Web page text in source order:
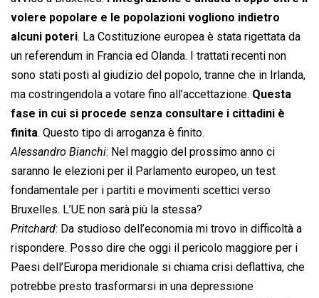
volere popolare e le popolazioni vogliono indietro
alcuni poteri. La Costituzione europea è stata rigettata da
un referendum in Francia ed Olanda. I trattati recenti non
sono stati posti al giudizio del popolo, tranne che in Irlanda,
ma costringendola a votare fino all’accettazione. Questa
fase in cui si procede senza consultare i cittadini è
finita. Questo tipo di arroganza è finito.
Alessandro Bianchi: Nel maggio del prossimo anno ci
saranno le elezioni per il Parlamento europeo, un test
fondamentale per i partiti e movimenti scettici verso
Bruxelles. L’UE non sarà più la stessa?
Pritchard: Da studioso dell’economia mi trovo in difficoltà a
rispondere. Posso dire che oggi il pericolo maggiore per i
Paesi dell’Europa meridionale si chiama crisi deflattiva, che
potrebbe presto trasformarsi in una depressione